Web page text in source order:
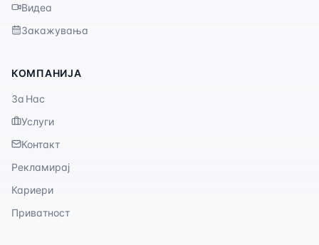
Видеа
Закажувања
КОМПАНИЈА
За Нас
Услуги
Контакт
Рекламирај
Кариери
Приватност